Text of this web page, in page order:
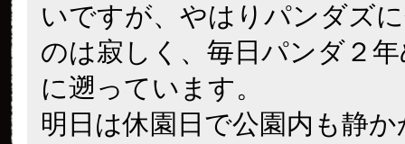
いですが、やはりパンダズ
のは寂しく、毎日パンダ２
に遡っています。
明日は休園日で公園内も静